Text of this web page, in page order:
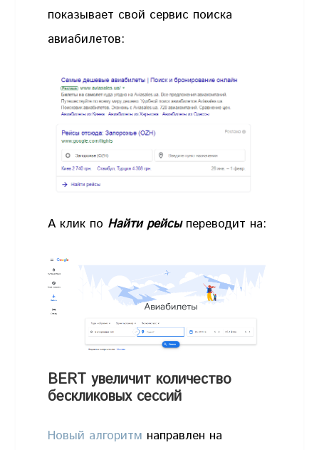
показывает свой сервис поиска
авиабилетов:
А клик по Найти рейсыпереводит на:
BERT увеличит количество
бескликовых сессий
Новый алгоритм направлен на